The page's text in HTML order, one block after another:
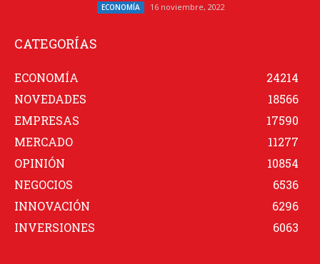
ECONOMÍA 16 noviembre, 2022
CATEGORÍAS
ECONOMÍA
24214
NOVEDADES
18566
EMPRESAS
17590
MERCADO
11277
OPINIÓN
10854
NEGOCIOS
6536
INNOVACIÓN
6296
INVERSIONES
6063